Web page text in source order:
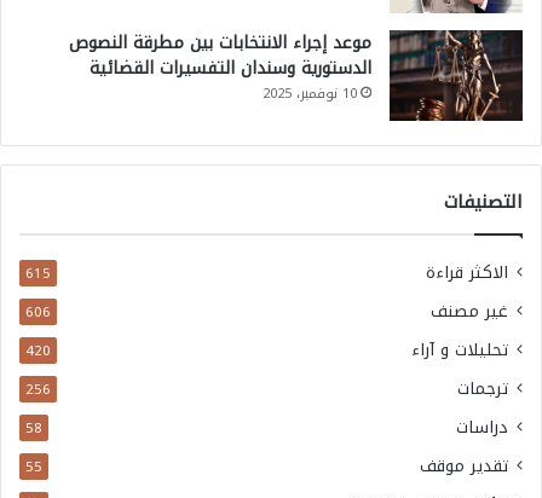
موعد إجراء الانتخابات بين مطرقة النصوص
الدستورية وسندان التفسيرات القضائية
10 نوفمبر، 2025
التصنيفات
الاكثر قراءة 615
غير مصنف 606
تحليلات و آراء 420
ترجمات 256
دراسات 58
تقدير موقف 55